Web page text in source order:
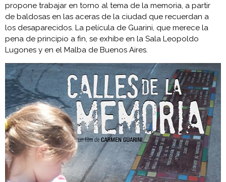
propone trabajar en torno al tema de la memoria, a partir
de baldosas en las aceras de la ciudad que recuerdan a
los desaparecidos. La película de Guarini, que merece la
pena de principio a fin, se exhibe en la Sala Leopoldo
Lugones y en el Malba de Buenos Aires.